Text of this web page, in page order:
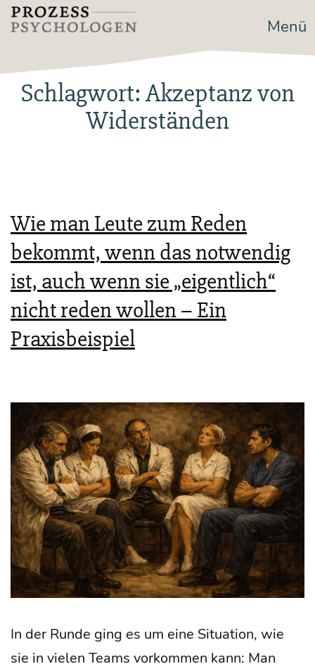
Zum
Inhalt
Prozesspsychologen Menü
Schlagwort: Akzeptanz von
Widerständen
Wie man Leute zum Reden
bekommt, wenn das notwendig
ist, auch wenn sie „eigentlich“
nicht reden wollen – Ein
Praxisbeispiel
In der Run­de ging es um eine Situa­ti­on, wie
sie in vie­len Teams vor­kom­men kann: Man